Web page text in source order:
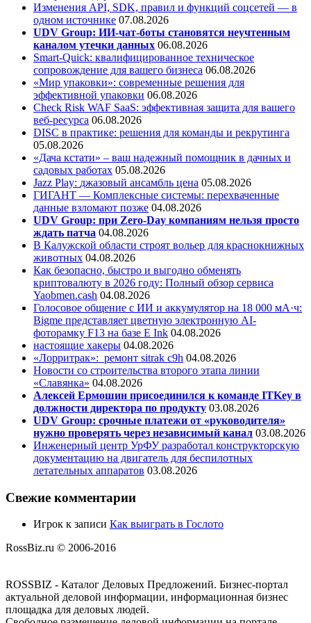
Изменения API, SDK, правил и функций соцсетей — в
одном источнике 07.08.2026
UDV Group: ИИ-чат-боты становятся неучтенным
каналом утечки данных 06.08.2026
Smart-Quick: квалифицированное техническое
сопровождение для вашего бизнеса 06.08.2026
«Мир упаковки»: современные решения для
эффективной упаковки 06.08.2026
Check Risk WAF SaaS: эффективная защита для вашего
веб-ресурса 06.08.2026
DISC в практике: решения для команды и рекрутинга
05.08.2026
«Дача кстати» – ваш надежный помощник в дачных и
садовых работах 05.08.2026
Jazz Play: джазовый ансамбль цена 05.08.2026
ГИГАНТ — Комплексные системы: перехваченные
данные взломают позже 04.08.2026
UDV Group: при Zero-Day компаниям нельзя просто
ждать патча 04.08.2026
В Калужской области строят вольер для краснокнижных
животных 04.08.2026
Как безопасно, быстро и выгодно обменять
криптовалюту в 2026 году: Полный обзор сервиса
Yaobmen.cash 04.08.2026
Голосовое общение с ИИ и аккумулятор на 18 000 мА·ч:
Bigme представляет цветную электронную AI-
фоторамку F13 на базе E Ink 04.08.2026
настоящие хакеры 04.08.2026
«Лорритрак»: ремонт sitrak c9h 04.08.2026
Новости со строительства второго этапа линии
«Славянка» 04.08.2026
Алексей Ермошин присоединился к команде ITKey в
должности директора по продукту 03.08.2026
UDV Group: срочные платежи от «руководителя»
нужно проверять через независимый канал 03.08.2026
Инженерный центр УрФУ разработал конструкторскую
документацию на двигатель для беспилотных
летательных аппаратов 03.08.2026
Свежие комментарии
Игрок к записи Как выиграть в Гослото
RossBiz.ru © 2006-2016
ROSSBIZ - Каталог Деловых Предложений. Бизнес-портал
актуальной деловой информации, информационная бизнес
площадка для деловых людей.